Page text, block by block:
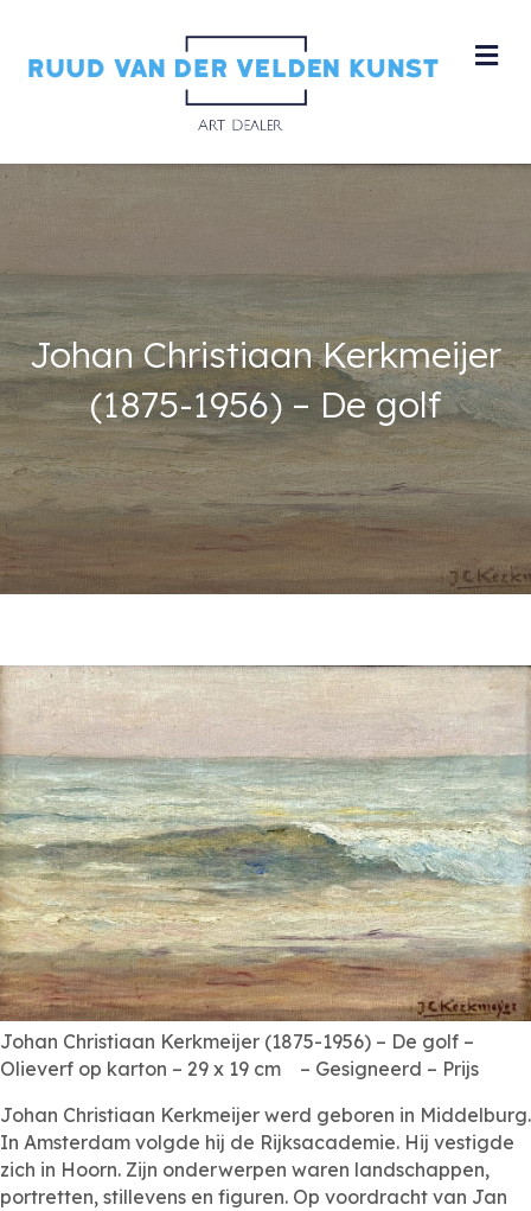
Johan Christiaan Kerkmeijer
(1875-1956) – De golf
Johan Christiaan Kerkmeijer (1875-1956) – De golf –
Olieverf op karton – 29 x 19 cm – Gesigneerd – Prijs
Johan Christiaan Kerkmeijer werd geboren in Middelburg.
In Amsterdam volgde hij de Rijksacademie. Hij vestigde
zich in Hoorn. Zijn onderwerpen waren landschappen,
portretten, stillevens en figuren. Op voordracht van Jan